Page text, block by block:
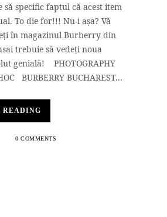
să specific faptul că acest item
To die for!!! Nu-i așa? Vă
în magazinul Burberry din
trebuie să vedeți noua
genială! PHOTOGRAPHY
BURBERRY BUCHAREST...
READING
0 COMMENTS